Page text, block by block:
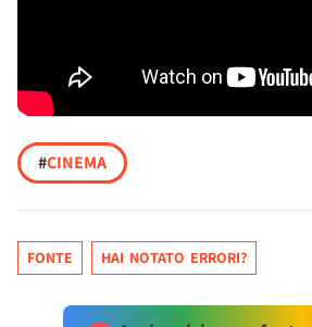
#CINEMA
FONTE HAI NOTATO ERRORI?